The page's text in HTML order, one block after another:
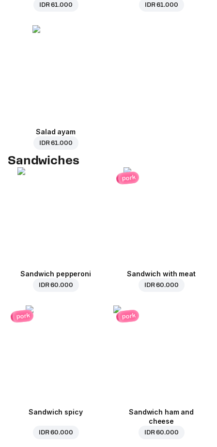
IDR 61.000 IDR 61.000
Salad ayam
IDR 61.000
Sandwiches
Sandwich pepperoni
IDR 60.000
pork
Sandwich with meat
IDR 60.000
pork
Sandwich spicy
IDR 60.000
pork
Sandwich ham and
cheese
IDR 60.000